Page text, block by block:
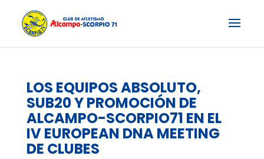
LOS EQUIPOS ABSOLUTO,
SUB20 Y PROMOCIÓN DE
ALCAMPO-SCORPIO71 EN EL
IV EUROPEAN DNA MEETING
DE CLUBES